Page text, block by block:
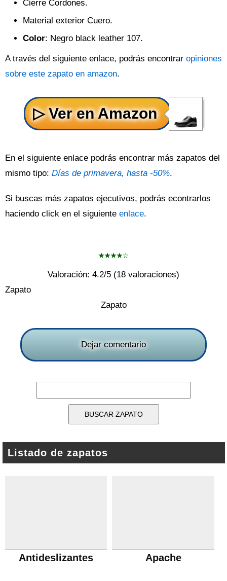
Cierre Cordones.
Material exterior Cuero.
Color: Negro black leather 107.
A través del siguiente enlace, podrás encontrar opiniones
sobre este zapato en amazon.
En el siguiente enlace podrás encontrar más zapatos del
mismo tipo: Días de primavera, hasta -50%.
Si buscas más zapatos ejecutivos, podrás econtrarlos
haciendo click en el siguiente enlace.
Valoración: 4.2/5 (18 valoraciones)
Zapato
Zapato
Dejar comentario
Listado de zapatos
Antideslizantes Apache